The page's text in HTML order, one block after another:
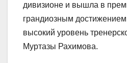
дивизионе и вышла в
грандиозным
высокий уровень
Муртазы Рахимова.